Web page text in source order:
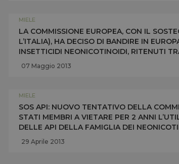
MIELE
LA COMMISSIONE EUROPEA, CON IL
L’ITALIA), HA DECISO DI BANDIRE IN
INSETTICIDI NEONICOTINOIDI, RITENUTI
DELLE API
07 Maggio 2013
MIELE
SOS API: NUOVO TENTATIVO DELLA
STATI MEMBRI A VIETARE PER 2 ANNI
DELLE API DELLA FAMIGLIA DEI
QUESTIONE ALLO SPECIALE COMITATO UE
29 Aprile 2013